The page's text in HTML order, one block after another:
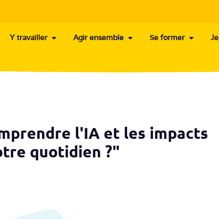
Y travailler Agir ensemble Se former
l'IA et les impacts
quotidien ?"